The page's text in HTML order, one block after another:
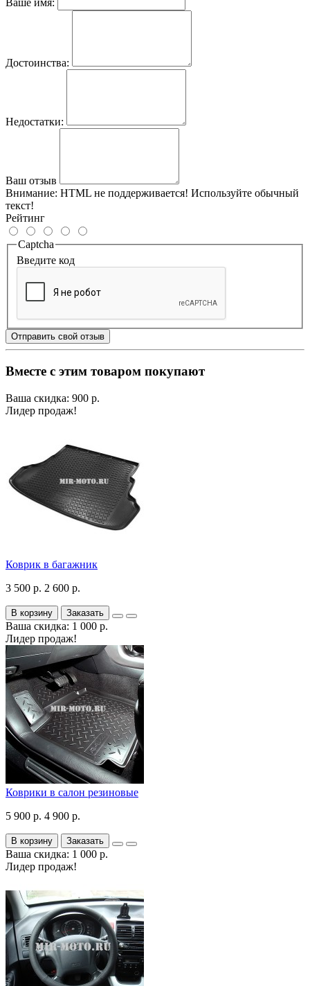
Достоинства:
Недостатки:
Ваш отзыв
Внимание: HTML не поддерживается! Используйте обычный
текст!
Рейтинг
Captcha
Введите код
Отправить свой отзыв
Вместе с этим товаром покупают
Ваша скидка: 900 р.
Лидер продаж!
Коврик в багажник
3 500 р. 2 600 р.
В корзину Заказать
Ваша скидка: 1 000 р.
Лидер продаж!
Коврики в салон резиновые
5 900 р. 4 900 р.
В корзину Заказать
Ваша скидка: 1 000 р.
Лидер продаж!